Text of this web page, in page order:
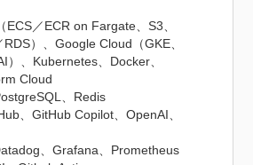
ECS／ECR on Fargate、S3、
）、Google Cloud（GKE、
）、Kubernetes、Docker、
Cloud
、Redis
、GitHub Copilot、OpenAI、
、Grafana、Prometheus